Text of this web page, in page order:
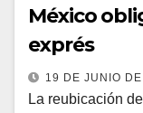
México
exprés
19 DE JUNIO
La reubicación